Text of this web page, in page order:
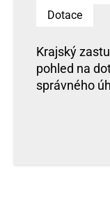
Dotace
Krajský
pohled na
správného